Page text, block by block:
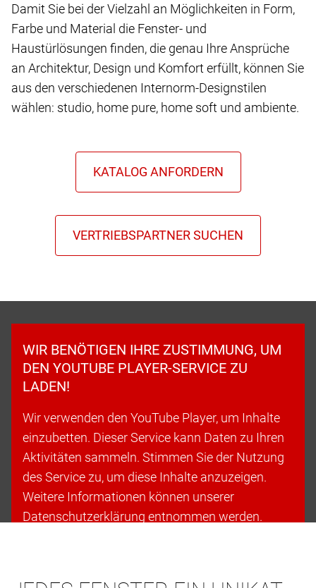
Damit Sie bei der Vielzahl an Möglichkeiten in Form,
Farbe und Material die Fenster- und
Haustürlösungen finden, die genau Ihre Ansprüche
an Architektur, Design und Komfort erfüllt, können Sie
aus den verschiedenen Internorm-Designstilen
wählen: studio, home pure, home soft und ambiente.
WIR BENÖTIGEN IHRE ZUSTIMMUNG, UM
DEN YOUTUBE PLAYER-SERVICE ZU
LADEN!
Wir verwenden den YouTube Player, um Inhalte
einzubetten. Dieser Service kann Daten zu Ihren
Aktivitäten sammeln. Stimmen Sie der Nutzung
des Service zu, um diese Inhalte anzuzeigen.
Weitere Informationen können unserer
Datenschutzerklärung entnommen werden.